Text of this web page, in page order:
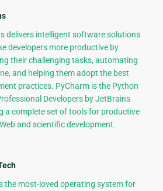
delivers intelligent software solutions
developers more productive by
their challenging tasks, automating
and helping them adopt the best
practices. PyCharm is the Python
Developers by JetBrains
a complete set of tools for productive
and scientific development.
the most-loved operating system for